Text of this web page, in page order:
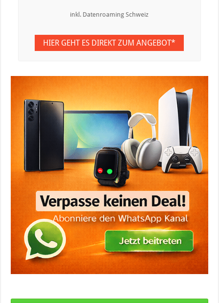
inkl. Datenroaming Schweiz
HIER GEHT ES DIREKT ZUM ANGEBOT*